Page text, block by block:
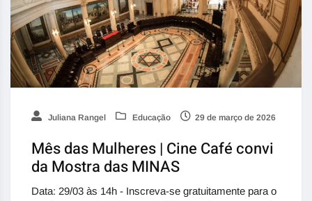
Juliana Rangel Educação 29 de março de 2026
Mês das Mulheres | Cine Café convi
da Mostra das MINAS
Data: 29/03 às 14h - Inscreva-se gratuitamente para o